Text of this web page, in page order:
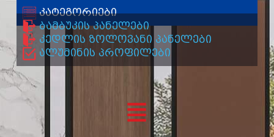
კატეგორიები
ბამბუკის პანელები
კედლის ზოლოვანი პანელები
ალუმინის პროფილები